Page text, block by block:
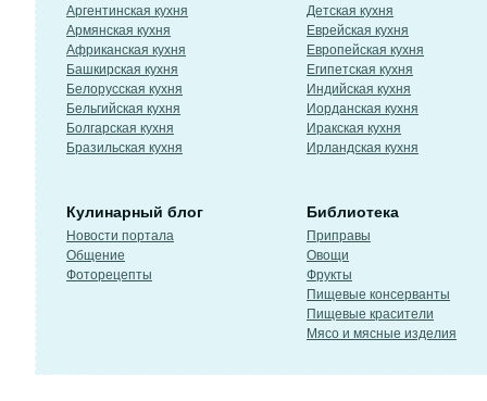
Аргентинская кухня
Армянская кухня
Африканская кухня
Башкирская кухня
Белорусская кухня
Бельгийская кухня
Болгарская кухня
Бразильская кухня
Детская кухня
Еврейская кухня
Европейская кухня
Египетская кухня
Индийская кухня
Иорданская кухня
Иракская кухня
Ирландская кухня
Кулинарный блог
Новости портала
Общение
Фоторецепты
Библиотека
Приправы
Овощи
Фрукты
Пищевые консерванты
Пищевые красители
Мясо и мясные изделия